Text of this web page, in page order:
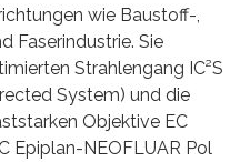
wie Baustoff-,
Faserindustrie. Sie
Strahlengang IC²S
System) und die
Objektive EC
Epiplan-NEOFLUAR Pol